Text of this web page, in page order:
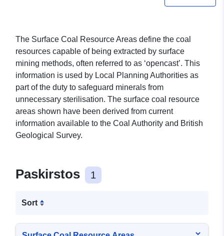
The Surface Coal Resource Areas define the coal
resources capable of being extracted by surface
mining methods, often referred to as ‘opencast’. This
information is used by Local Planning Authorities as
part of the duty to safeguard minerals from
unnecessary sterilisation. The surface coal resource
areas shown have been derived from current
information available to the Coal Authority and British
Geological Survey.
Paskirstos 1
Sort